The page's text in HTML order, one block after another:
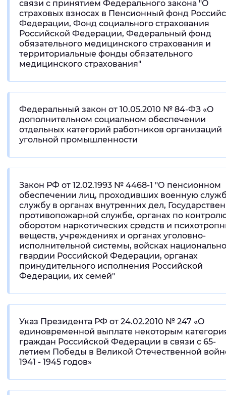
связи с принятием Федерального закона "О
страховых взносах в Пенсионный фонд
Федерации, Фонд социального страхования
Российской Федерации, Федеральный фонд
обязательного медицинского страхования и
территориальные фонды обязательного
медицинского страхования"
Федеральный закон от 10.05.2010 № 84-ФЗ «О
дополнительном социальном обеспечении
отдельных категорий работников организаций
угольной промышленности
Закон РФ от 12.02.1993 № 4468-1 "О пенсионном
обеспечении лиц, проходивших военную
службу в органах внутренних дел,
противопожарной службе, органах по
оборотом наркотических средств и
веществ, учреждениях и органах уголовно-
исполнительной системы, войсках
гвардии Российской Федерации, органах
принудительного исполнения Российской
Федерации, их семей"
Указ Президента РФ от 24.02.2010 № 247 «О
единовременной выплате некоторым
граждан Российской Федерации в связи с 65-
летием Победы в Великой Отечественной
1941 - 1945 годов»